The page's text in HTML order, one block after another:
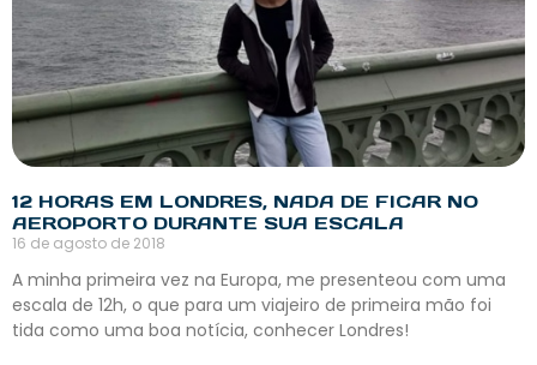
12 HORAS EM LONDRES, NADA DE FICAR NO
AEROPORTO DURANTE SUA ESCALA
16 de agosto de 2018
A minha primeira vez na Europa, me presenteou com uma
escala de 12h, o que para um viajeiro de primeira mão foi
tida como uma boa notícia, conhecer Londres!